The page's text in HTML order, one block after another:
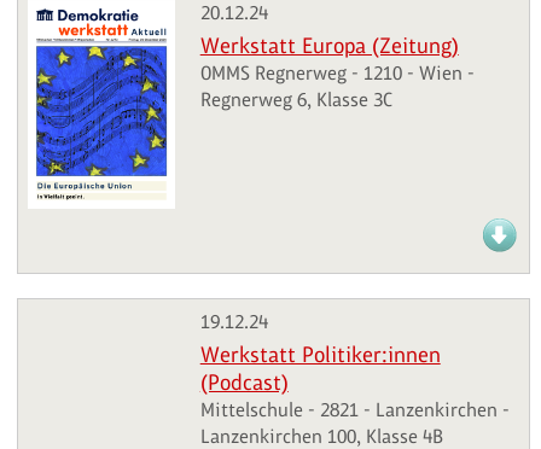
20.12.24
Werkstatt Europa (Zeitung)
OMMS Regnerweg - 1210 - Wien -
Regnerweg 6, Klasse 3C
19.12.24
Werkstatt Politiker:innen
(Podcast)
Mittelschule - 2821 - Lanzenkirchen -
Lanzenkirchen 100, Klasse 4B